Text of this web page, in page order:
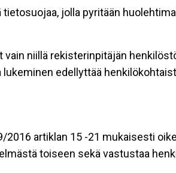
jolla pyritään
niillä rekisterinpitäjän
edellyttää
artiklan 15 -21 mukaisesti
toiseen sekä vastustaa